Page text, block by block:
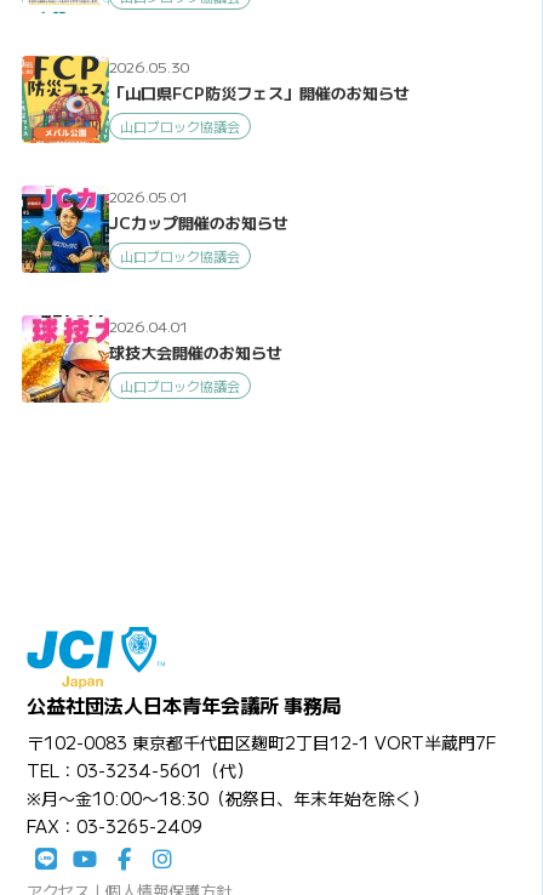
2026.05.30
「山口県FCP防災フェス」開催のお知らせ
山口ブロック協議会
2026.05.01
JCカップ開催のお知らせ
山口ブロック協議会
2026.04.01
球技大会開催のお知らせ
山口ブロック協議会
公益社団法人日本青年会議所 事務局
〒102-0083 東京都千代田区麹町2丁目12-1 VORT半蔵門7F
TEL：03-3234-5601（代）
※月〜金10:00〜18:30（祝祭日、年末年始を除く）
FAX：03-3265-2409